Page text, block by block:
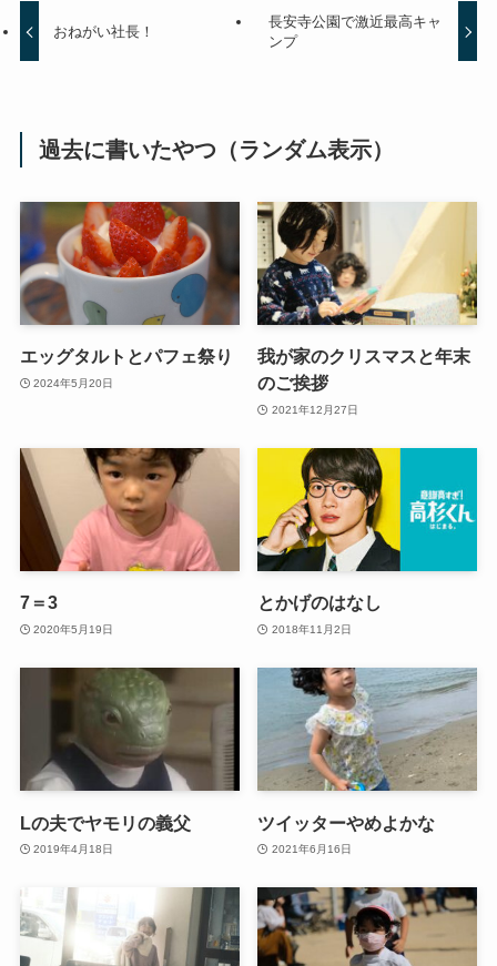
おねがい社長！
長安寺公園で激近最高キャ
ンプ
過去に書いたやつ（ランダム表示）
エッグタルトとパフェ祭り
2024年5月20日
我が家のクリスマスと年末
のご挨拶
2021年12月27日
7＝3
2020年5月19日
とかげのはなし
2018年11月2日
Lの夫でヤモリの義父
2019年4月18日
ツイッターやめよかな
2021年6月16日